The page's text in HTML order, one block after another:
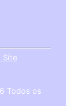
Site
Todos os